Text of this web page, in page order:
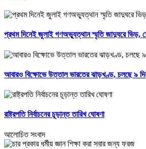
প্রথম দিনেই জুলাই গণঅভ্যুত্থান স্মৃতি জাদুঘরে ভিড়,
আবারও বিক্ষোভে উত্তাল ভারতের ঝাড়খণ্ড, চলছে ৯
রাষ্ট্রপতি নির্বাচনের চূড়ান্ত তারিখ ঘোষণা
আলোচিত সংবাদ